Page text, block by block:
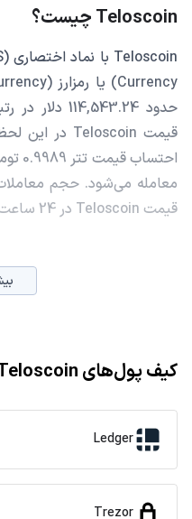
Teloscoin چیست؟
قیمت Teloscoin در 24 ساعت اخیر، 0.41 افزایش داشته است.
کیف پول‌های Teloscoin
Ledger
Trezor